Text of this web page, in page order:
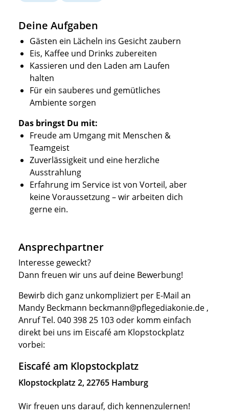
Deine Aufgaben
Gästen ein Lächeln ins Gesicht zaubern
Eis, Kaffee und Drinks zubereiten
Kassieren und den Laden am Laufen
halten
Für ein sauberes und gemütliches
Ambiente sorgen
Das bringst Du mit:
Freude am Umgang mit Menschen &
Teamgeist
Zuverlässigkeit und eine herzliche
Ausstrahlung
Erfahrung im Service ist von Vorteil, aber
keine Voraussetzung – wir arbeiten dich
gerne ein.
Ansprechpartner
Interesse geweckt?
Dann freuen wir uns auf deine Bewerbung!
Bewirb dich ganz unkompliziert per E-Mail an
Mandy Beckmann beckmann@pflegediakonie.de ,
Anruf Tel. 040 398 25 103 oder komm einfach
direkt bei uns im Eiscafé am Klopstockplatz
vorbei:
Eiscafé am Klopstockplatz
Klopstockplatz 2, 22765 Hamburg
Wir freuen uns darauf, dich kennenzulernen!